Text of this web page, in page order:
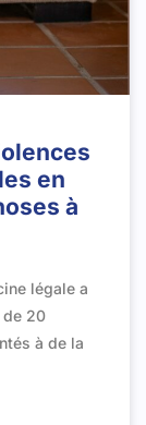
en
à
légale a
de 20
à de la